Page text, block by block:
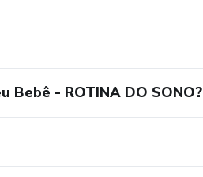
Bebê - ROTINA DO SONO?